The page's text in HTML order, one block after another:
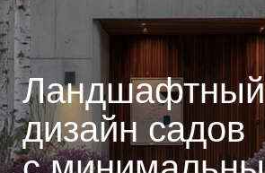
Ландшафтный
дизайн садов
с минимальным
уходом в Казани
Проектируем и реализуем сады с